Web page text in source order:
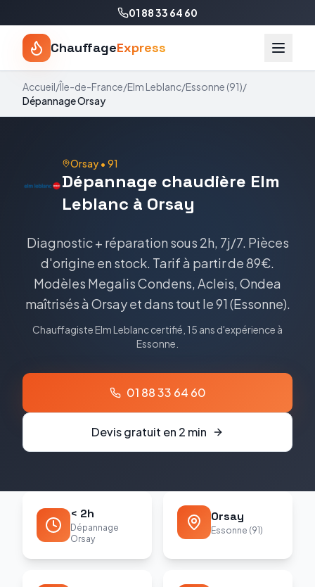
01 88 33 64 60
ChauffageExpress
Accueil/Île-de-France/Elm Leblanc/Essonne (91)/
DépannageOrsay
Orsay • 91
Dépannage chaudière Elm
Leblanc à Orsay
Diagnostic + réparation sous 2h, 7j/7. Pièces
d'origine en stock. Tarifà partir de 89€.
Modèles Megalis Condens, Acleis, Ondea
maîtrisés à Orsayet dans tout le91 (Essonne).
ChauffagisteElm Leblanccertifié, 15 ans d'expérience à
Essonne
01 88 33 64 60
Devis gratuit en 2 min
< 2h
Dépannage
Orsay
Orsay
Essonne (91)